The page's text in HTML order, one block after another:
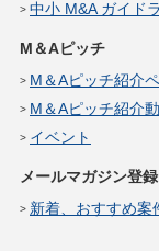
中小 M&A ガイド
M＆Aピッチ
M＆Aピッチ紹介
M＆Aピッチ紹介
イベント
メールマガジン登録
新着、おすすめ案